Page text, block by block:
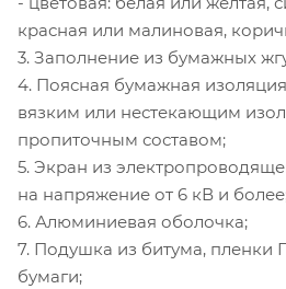
красная или малиновая,
3. Заполнение из бумажных
4. Поясная бумажная
вязким или нестекающим
пропиточным составом;
5. Экран из
на напряжение от 6 кВ и
6. Алюминиевая оболочка;
7. Подушка из битума, пленки
бумаги;